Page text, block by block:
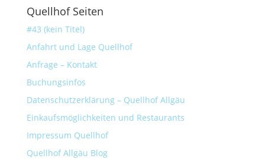
Quellhof Seiten
#43 (kein Titel)
Anfahrt und Lage Quellhof
Anfrage – Kontakt
Buchungsinfos
Datenschutzerklärung – Quellhof Allgäu
Einkaufsmöglichkeiten und Restaurants
Impressum Quellhof
Quellhof Allgäu Blog